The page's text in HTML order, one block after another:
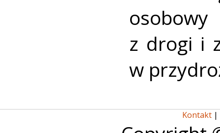
z drogi i
w
Kontakt |